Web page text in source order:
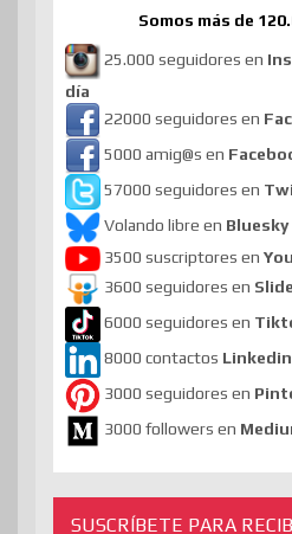
Somos más de
25.000 seguidores en
día
22000 seguidores en
5000 amig@s en
57000 seguidores en
Volando libre en Bluesky
3500 suscriptores en
3600 seguidores en
6000 seguidores en
8000 contactos Linkedin
3000 seguidores en
3000 followers en
SUSCRÍBETE PARA